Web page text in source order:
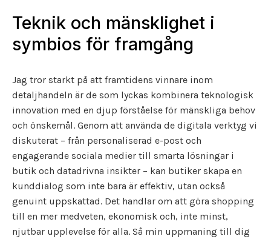
Teknik och mänsklighet i
symbios för framgång
Jag tror starkt på att framtidens vinnare inom
detaljhandeln är de som lyckas kombinera teknologisk
innovation med en djup förståelse för mänskliga behov
och önskemål. Genom att använda de digitala verktyg vi
diskuterat – från personaliserad e-post och
engagerande sociala medier till smarta lösningar i
butik och datadrivna insikter – kan butiker skapa en
kunddialog som inte bara är effektiv, utan också
genuint uppskattad. Det handlar om att göra shopping
till en mer medveten, ekonomisk och, inte minst,
njutbar upplevelse för alla. Så min uppmaning till dig